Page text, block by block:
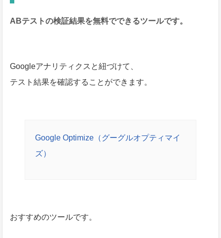
ABテストの検証結果を無料でできるツールです。
Googleアナリティクスと紐づけて、
テスト結果を確認することができます。
Google Optimize（グーグルオプティマイ
ズ）
おすすめのツールです。